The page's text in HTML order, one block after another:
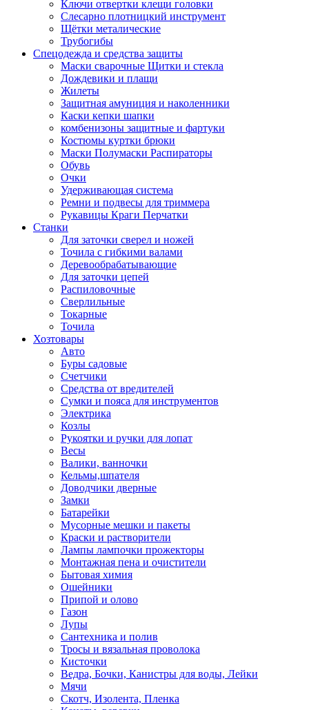
Ключи отвертки клещи головки
Слесарно плотницкий инструмент
Щётки металические
Трубогибы
Спецодежда и средства защиты
Маски сварочные Щитки и стекла
Дождевики и плащи
Жилеты
Защитная амуниция и наколенники
Каски кепки шапки
комбенизоны защитные и фартуки
Костюмы куртки брюки
Маски Полумаски Распираторы
Обувь
Очки
Удерживающая система
Ремни и подвесы для триммера
Рукавицы Краги Перчатки
Станки
Для заточки сверел и ножей
Точила с гибкими валами
Деревообрабатывающие
Для заточки цепей
Распиловочные
Сверлильные
Токарные
Точила
Хозтовары
Авто
Буры садовые
Счетчики
Средства от вредителей
Сумки и пояса для инструментов
Электрика
Козлы
Рукоятки и ручки для лопат
Весы
Валики, ванночки
Кельмы,шпателя
Доводчики дверные
Замки
Батарейки
Мусорные мешки и пакеты
Краски и растворители
Лампы лампочки прожекторы
Монтажная пена и очистители
Бытовая химия
Ошейники
Припой и олово
Газон
Лупы
Сантехника и полив
Тросы и вязальная проволока
Кисточки
Ведра, Бочки, Канистры для воды, Лейки
Мячи
Скотч, Изолента, Пленка